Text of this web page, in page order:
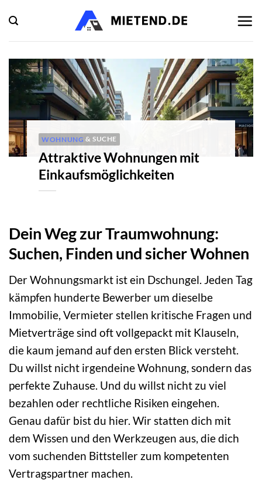
Inhalt
springen
WOHNUNG & SUCHE
Attraktive Wohnungen mit
Einkaufsmöglichkeiten
Dein Weg zur Traumwohnung:
Suchen, Finden und sicher Wohnen
Der Wohnungsmarkt ist ein Dschungel. Jeden Tag
kämpfen hunderte Bewerber um dieselbe
Immobilie, Vermieter stellen kritische Fragen und
Mietverträge sind oft vollgepackt mit Klauseln,
die kaum jemand auf den ersten Blick versteht.
Du willst nicht irgendeine Wohnung, sondern das
perfekte Zuhause. Und du willst nicht zu viel
bezahlen oder rechtliche Risiken eingehen.
Genau dafür bist du hier. Wir statten dich mit
dem Wissen und den Werkzeugen aus, die dich
vom suchenden Bittsteller zum kompetenten
Vertragspartner machen.